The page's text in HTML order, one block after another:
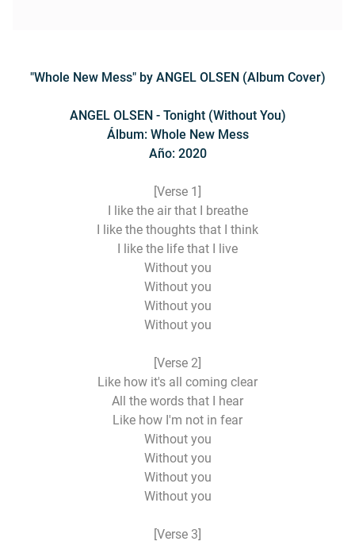
"Whole New Mess" by ANGEL OLSEN (Album Cover)
ANGEL OLSEN - Tonight (Without You)
Álbum: Whole New Mess
Año: 2020
[Verse 1]
I like the air that I breathe
I like the thoughts that I think
I like the life that I live
Without you
Without you
Without you
Without you
[Verse 2]
Like how it's all coming clear
All the words that I hear
Like how I'm not in fear
Without you
Without you
Without you
Without you
[Verse 3]